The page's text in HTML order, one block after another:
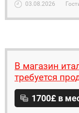
03.08.2026
В магазин
требуется
1700£ в